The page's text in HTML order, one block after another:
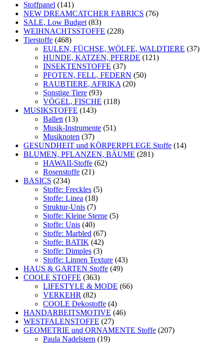
Stoffpanel (141)
NEW DREAMCATCHER FABRICS (76)
SALE, Low Budget (83)
WEIHNACHTSSTOFFE (228)
Tierstoffe (468)
EULEN, FÜCHSE, WÖLFE, WALDTIERE (37)
HUNDE, KATZEN, PFERDE (121)
INSEKTENSTOFFE (37)
PFOTEN, FELL, FEDERN (50)
RAUBTIERE, AFRIKA (20)
Sonstige Tiere (93)
VÖGEL, FISCHE (118)
MUSIKSTOFFE (143)
Ballett (13)
Musik-Instrumente (51)
Musiknoten (37)
GESUNDHEIT und KÖRPERPFLEGE Stoffe (14)
BLUMEN, PFLANZEN, BÄUME (281)
HAWAII-Stoffe (62)
Rosenstoffe (21)
BASICS (234)
Stoffe: Freckles (5)
Stoffe: Linea (18)
Struktur-Unis (7)
Stoffe: Kleine Sterne (5)
Stoffe: Unis (40)
Stoffe: Marbled (67)
Stoffe: BATIK (42)
Stoffe: Dimples (3)
Stoffe: Linnen Texture (43)
HAUS & GARTEN Stoffe (49)
COOLE STOFFE (363)
LIFESTYLE & MODE (66)
VERKEHR (82)
COOLE Dekostoffe (4)
HANDARBEITSMOTIVE (46)
WESTFALENSTOFFE (27)
GEOMETRIE und ORNAMENTE Stoffe (207)
Paula Nadelstern (19)